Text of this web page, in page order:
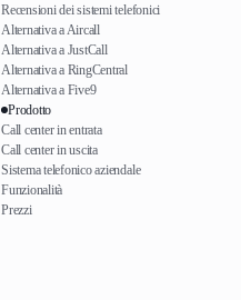
Recensioni dei sistemi telefonici
Alternativa a Aircall
Alternativa a JustCall
Alternativa a RingCentral
Alternativa a Five9
Prodotto
Call center in entrata
Call center in uscita
Sistema telefonico aziendale
Funzionalità
Prezzi